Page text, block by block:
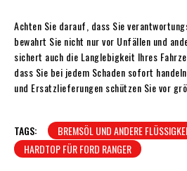
Achten Sie darauf, dass Sie
bewahrt Sie nicht nur vor Unfällen und
sichert auch die Langlebigkeit Ihres
dass Sie bei jedem Schaden sofort
und Ersatzlieferungen schützen Sie vor
TAGS:
BREMSÖL UND ANDERE
HARDTOP FÜR FORD RANGER